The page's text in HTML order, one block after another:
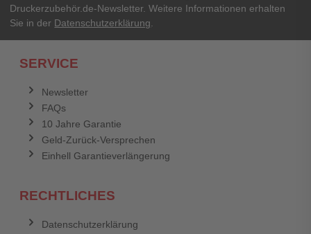
Druckerzubehör.de-Newsletter. Weitere Informationen erhalten
Sie in der Datenschutzerklärung
SERVICE
Newsletter
FAQs
10 Jahre Garantie
Geld-Zurück-Versprechen
Einhell Garantieverlängerung
RECHTLICHES
Datenschutzerklärung